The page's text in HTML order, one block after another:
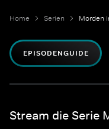
Home Serien Morden
EPISODENGUIDE
Stream die Serie